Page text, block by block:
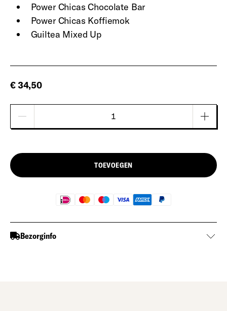
Power Chicas Chocolate Bar
Power Chicas Koffiemok
Guiltea Mixed Up
€ 34,50
TOEVOEGEN
Bezorginfo